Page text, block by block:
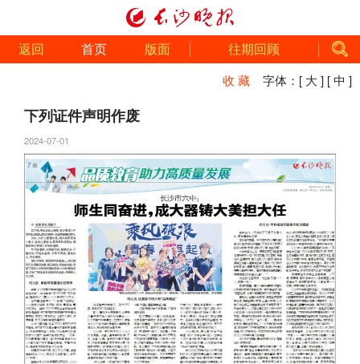
返回 首页 版面 往期回顾
收 藏 字体： [ 大 ] [ 中 ]
下列证件声明作废
2024-07-01